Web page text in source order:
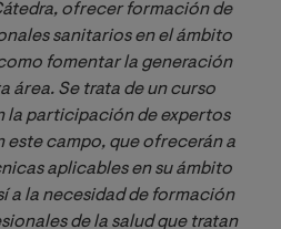
ofrecer formación de
sanitarios en el ámbito
fomentar la generación
área. Se trata de un curso
la participación de expertos
campo, que ofrecerán a
aplicables en su ámbito
a la necesidad de formación
de la salud que tratan